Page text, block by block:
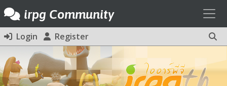
irpg Community
Login Register